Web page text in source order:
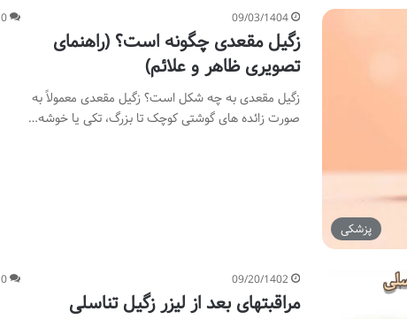
پزشکی
09/03/1404
0
زگیل مقعدی چگونه است؟ (راهنمای
تصویری ظاهر و علائم)
زگیل مقعدی به چه شکل است؟ زگیل مقعدی معمولاً به
صورت زائده های گوشتی کوچک تا بزرگ، تکی یا خوشه…
09/20/1402
0
مراقبتهای بعد از لیزر زگیل تناسلی